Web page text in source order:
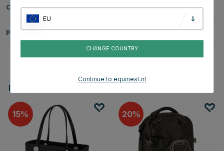
Over het Merk
Productbeoordelingen
Dit vind je misschien ook leuk
15 20
EU
CHANGE COUNTRY
Continue to equinest.nl